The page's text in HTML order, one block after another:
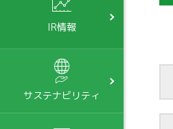
IR情報
サステナビリティ